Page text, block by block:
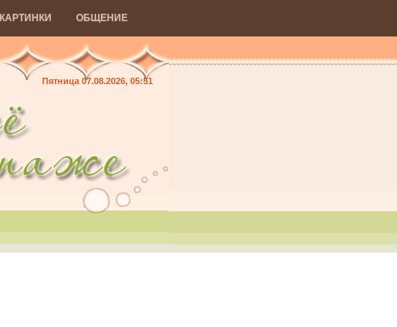
КАРТИНКИ ОБЩЕНИЕ
Пятница 07.08.2026, 05:51